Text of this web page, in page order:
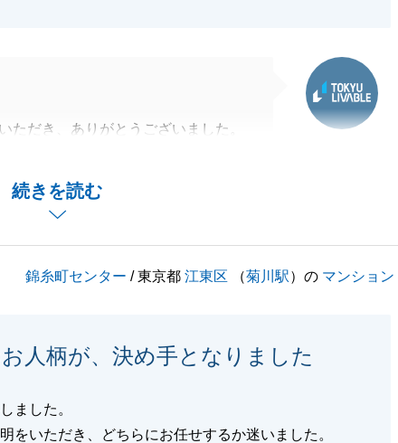
続きを読む
ただき、ありがとうございました。
ばと思います。
錦糸町センター / 東京都江東区 （菊川駅）の マンション
人柄が、決め手となりました
ました。
をいただき、どちらにお任せするか迷いました。